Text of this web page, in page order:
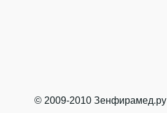
© 2009-2010 Зенфирамед.ру